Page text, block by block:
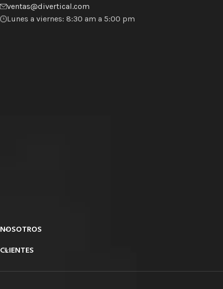
ventas@divertical.com
Lunes a viernes: 8:30 am a 5:00 pm
NOSOTROS
CLIENTES